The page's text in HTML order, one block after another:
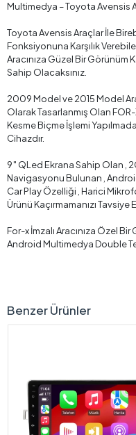
Multimedya – Toyota Avensis
Toyota Avensis Araçlar İle
Fonksiyonuna Karşılık
Aracınıza Güzel Bir Görünüm
Sahip Olacaksınız.
2009 Model ve 2015 Model
Olarak Tasarlanmış Olan
Kesme Biçme İşlemi
Cihazdır.
9″ QLed Ekrana Sahip Olan ,
Navigasyonu Bulunan ,
Car Play Özelliği , Harici
Ürünü Kaçırmamanızı Tavsiye
For-x İmzalı Aracınıza Özel
Android Multimedya Double
Benzer Ürünler